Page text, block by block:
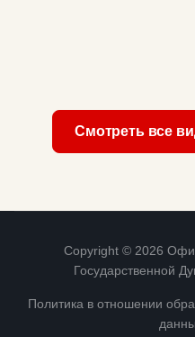
Смотреть все
Copyright © 2026
Государственной
Политика в отношении